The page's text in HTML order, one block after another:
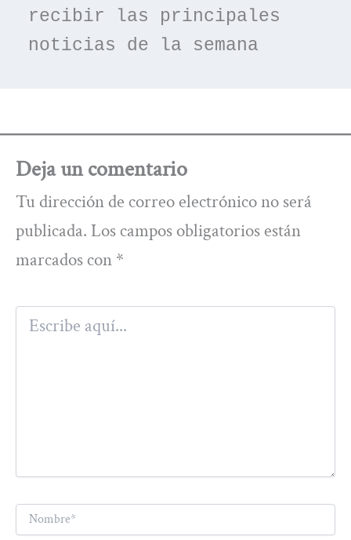
recibir las principales
noticias de la semana
Deja un comentario
Tu dirección de correo electrónico no será
publicada. Los campos obligatorios están
marcados con *
Escribe
aquí...
Nombre*